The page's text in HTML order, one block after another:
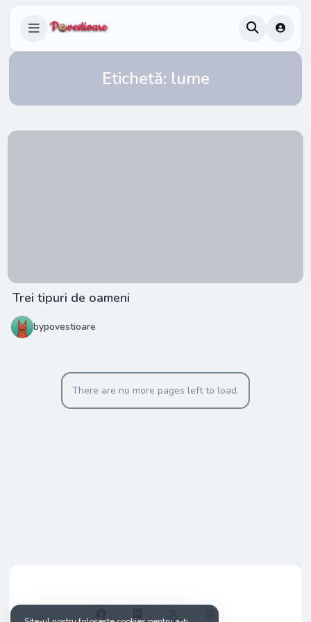
Etichetă: lume
Trei tipuri de oameni
bypovestioare
There are no more pages left to load.